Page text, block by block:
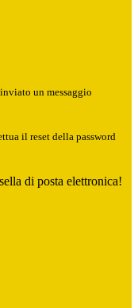
un messaggio
il reset della password
di posta elettronica!